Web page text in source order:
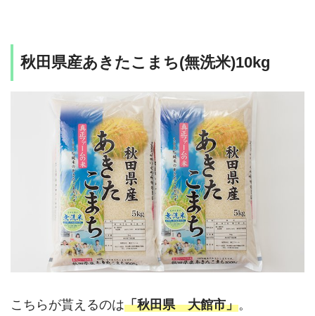
秋田県産あきたこまち(無洗米)10kg
こちらが貰えるのは「秋田県 大館市」。